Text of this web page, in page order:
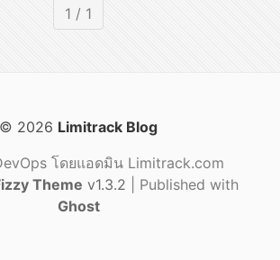
1 / 1
© 2026 Limitrack Blog
โดยแอดมิน Limitrack.com
Theme v1.3.2
| Published with
Ghost